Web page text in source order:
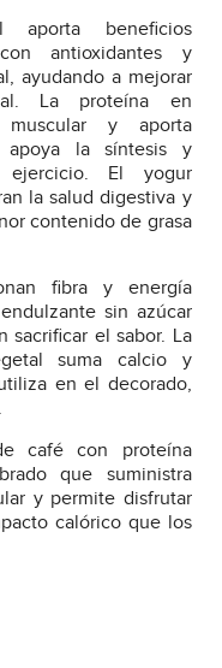
aporta beneficios
antioxidantes y
ayudando a mejorar
La proteína en
muscular y aporta
apoya la síntesis y
El yogur
la salud digestiva y
contenido de grasa
fibra y energía
sin azúcar
sacrificar el sabor. La
suma calcio y
en el decorado,
café con proteína
que suministra
y permite disfrutar
calórico que los